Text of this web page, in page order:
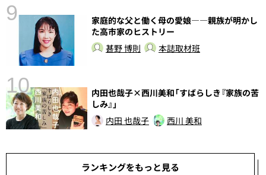
9
家庭的な父と働く母の愛娘――親族が明かし
た高市家のヒストリー
甚野 博則
本誌取材班
10
内田也哉子×西川美和「すばらしき『家族の苦
しみ』」
内田 也哉子
西川 美和
ランキングをもっと見る